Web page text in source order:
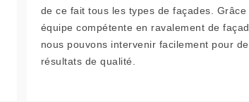
de ce fait tous les types de façades. Grâce
équipe compétente en ravalement de
nous pouvons intervenir facilement pour
résultats de qualité.